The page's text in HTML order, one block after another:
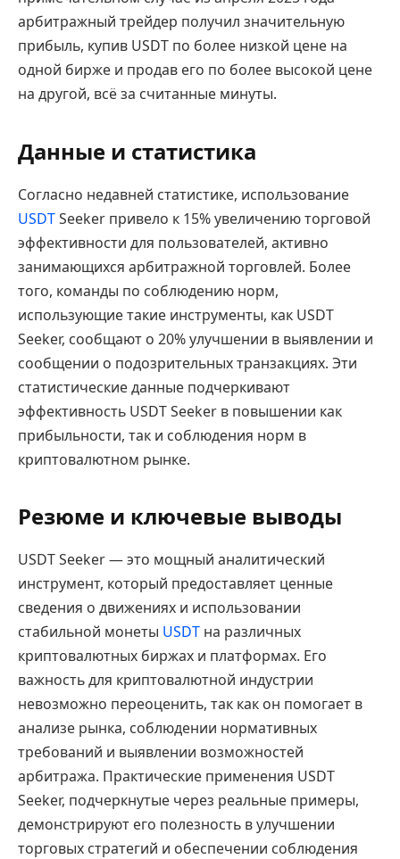
арбитражный трейдер получил значительную
прибыль, купив USDT по более низкой цене на
одной бирже и продав его по более высокой цене
на другой, всё за считанные минуты.
Данные и статистика
Согласно недавней статистике, использование
USDTSeeker привело к 15% увеличению торговой
эффективности для пользователей, активно
занимающихся арбитражной торговлей. Более
того, команды по соблюдению норм,
использующие такие инструменты, как USDT
Seeker, сообщают о 20% улучшении в выявлении и
сообщении о подозрительных транзакциях. Эти
статистические данные подчеркивают
эффективность USDT Seeker в повышении как
прибыльности, так и соблюдения норм в
криптовалютном рынке.
Резюме и ключевые выводы
USDT Seeker — это мощный аналитический
инструмент, который предоставляет ценные
сведения о движениях и использовании
стабильной монеты USDT на различных
криптовалютных биржах и платформах. Его
важность для криптовалютной индустрии
невозможно переоценить, так как он помогает в
анализе рынка, соблюдении нормативных
требований и выявлении возможностей
арбитража. Практические применения USDT
Seeker, подчеркнутые через реальные примеры,
демонстрируют его полезность в улучшении
торговых стратегий и обеспечении соблюдения